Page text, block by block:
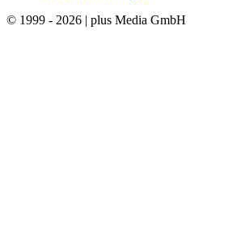
© 1999 - 2026 | plus Media GmbH